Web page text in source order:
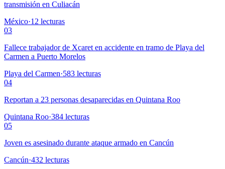
transmisión en Culiacán
México·12 lecturas
03
Fallece trabajador de Xcaret en accidente en tramo de Playa del
Carmen a Puerto Morelos
Playa del Carmen·583 lecturas
04
Reportan a 23 personas desaparecidas en Quintana Roo
Quintana Roo·384 lecturas
05
Joven es asesinado durante ataque armado en Cancún
Cancún·432 lecturas